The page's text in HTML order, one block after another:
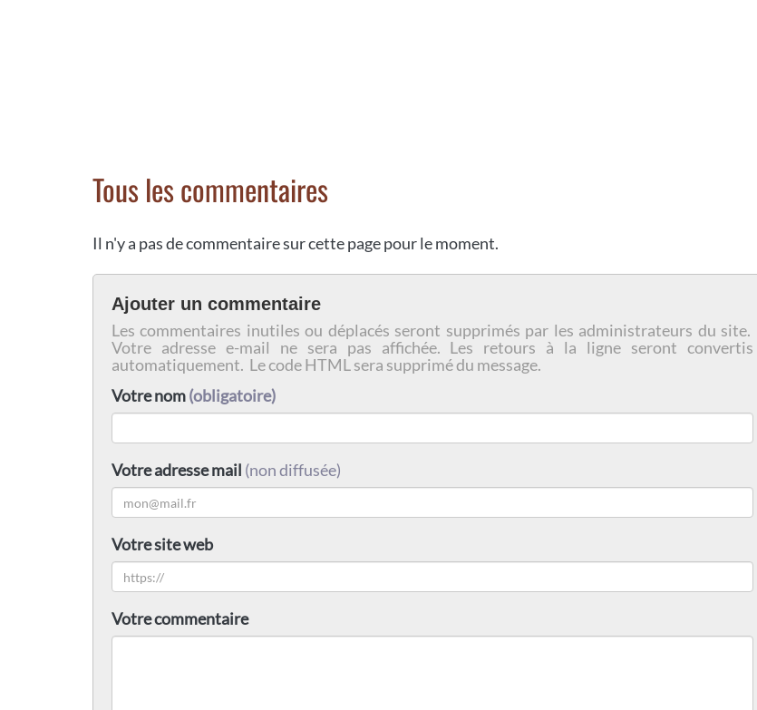
Tous les commentaires
Il n'y a pas de commentaire sur cette page pour le moment.
Ajouter un commentaire
Les commentaires inutiles ou déplacés seront supprimés par les administrateurs du site.
Votre adresse e-mail ne sera pas affichée. Les retours à la ligne seront convertis
automatiquement. Le code HTML sera supprimé du message.
Votre nom(obligatoire)
Votre adresse mail (non diffusée)
Votre site web
Votre commentaire